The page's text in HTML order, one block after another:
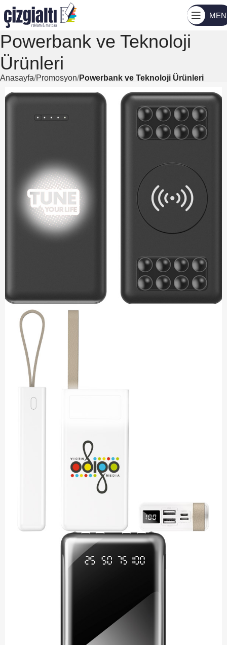
Powerbank ve Teknoloji
Ürünleri
Anasayfa Promosyon Powerbank ve Teknoloji Ürünleri